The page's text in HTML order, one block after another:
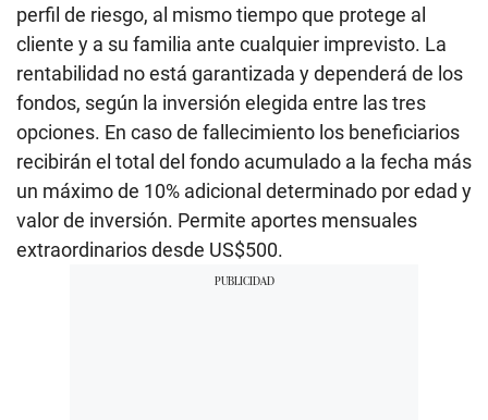
perfil de riesgo, al mismo tiempo que protege al
cliente y a su familia ante cualquier imprevisto. La
rentabilidad no está garantizada y dependerá de los
fondos, según la inversión elegida entre las tres
opciones. En caso de fallecimiento los beneficiarios
recibirán el total del fondo acumulado a la fecha más
un máximo de 10% adicional determinado por edad y
valor de inversión. Permite aportes mensuales
extraordinarios desde US$500.